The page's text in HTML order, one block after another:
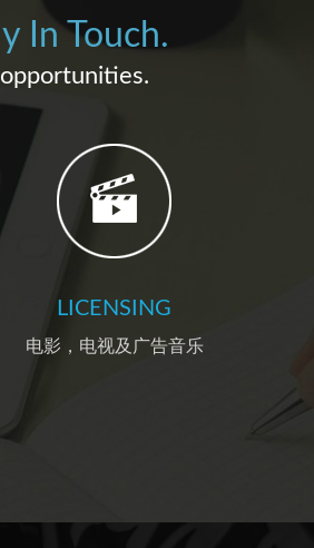
In Touch.
LICENSING
电影，电视及广告音乐